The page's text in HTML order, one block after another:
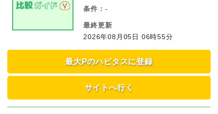
条件： -
最終更新
2026年08月05日 06時55分
最大Pのハピタスに登録
サイトへ行く